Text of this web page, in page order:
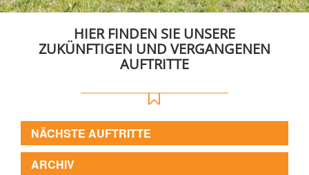
HIER FINDEN SIE UNSERE
ZUKÜNFTIGEN UND VERGANGENEN
AUFTRITTE
NÄCHSTE AUFTRITTE
ARCHIV